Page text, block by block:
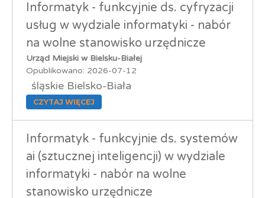
Informatyk - funkcyjnie ds. cyfryzacji
usług w wydziale informatyki - nabór
na wolne stanowisko urzędnicze
Urząd Miejski w Bielsku-Białej
Opublikowano: 2026-07-12
śląskie Bielsko-Biała
CZYTAJ WIĘCEJ
Informatyk - funkcyjnie ds. systemów
ai (sztucznej inteligencji) w wydziale
informatyki - nabór na wolne
stanowisko urzędnicze